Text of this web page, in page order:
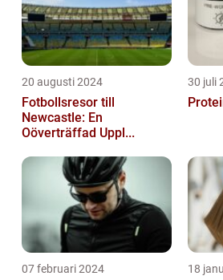
20 augusti 2024
Fotbollsresor till
Newcastle: En
Oöverträffad Uppl...
30 juli
07 februari 2024 18